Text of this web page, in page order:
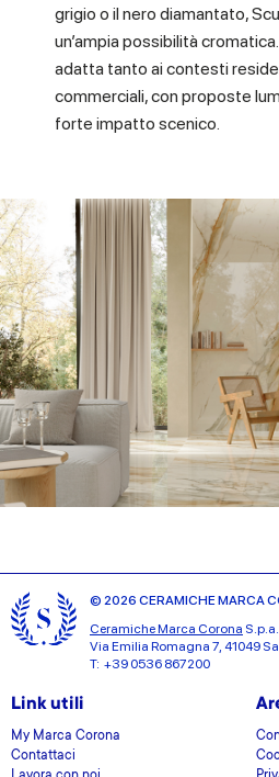
grigio o il nero diamantato,
un’ampia possibilità
adatta tanto ai contesti
commerciali, con proposte
forte impatto scenico.
© 2026 CERAMICHE MARCA
Ceramiche Marca Corona
Via Emilia Romagna 7, 41049
T: +39 0536 867200
Link utili
My Marca Corona
Contattaci